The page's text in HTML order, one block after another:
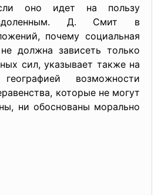
оно идет на пользу
Д. Смит в
почему социальная
должна зависеть только
сил, указывает также на
географией возможности
которые не могут
ни обоснованы морально